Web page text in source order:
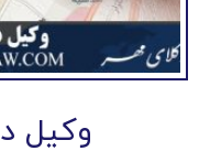
وکیل